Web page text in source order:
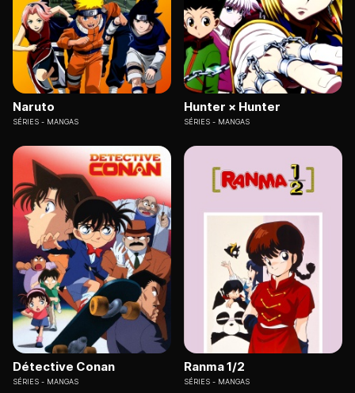
Naruto
SÉRIES MANGAS
Hunter × Hunter
SÉRIES MANGAS
Détective Conan
SÉRIES MANGAS
Ranma 1/2
SÉRIES MANGAS